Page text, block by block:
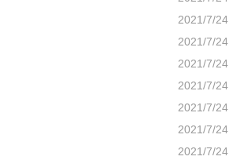
2021/7/24
2021/7/24
2021/7/24
2021/7/24
2021/7/24
2021/7/24
2021/7/24